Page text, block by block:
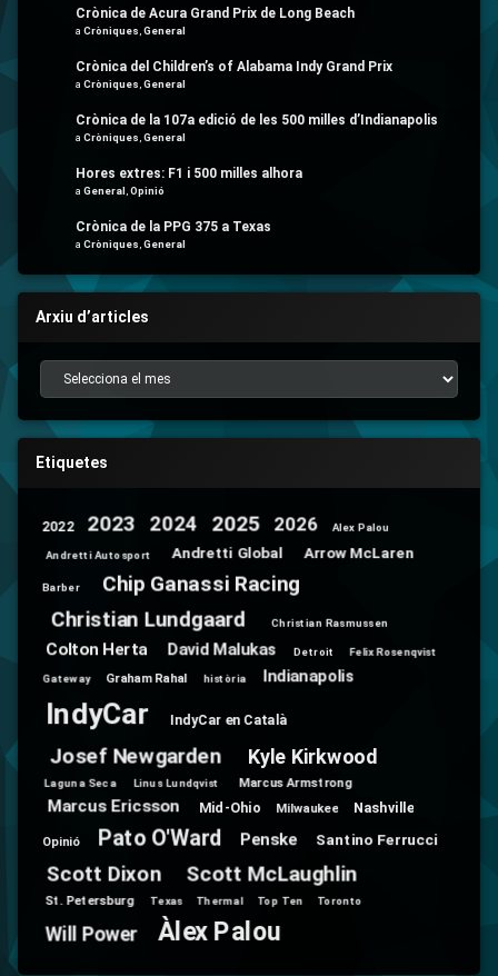
Crònica de Acura Grand Prix de Long Beach
a Cròniques General
Crònica del Children’s of Alabama Indy Grand Prix
a Cròniques General
Crònica de la 107a edició de les 500 milles d’Indianapolis
a Cròniques General
Hores extres: F1 i 500 milles alhora
a General Opinió
Crònica de la PPG 375 a Texas
a Cròniques General
Arxiu d’articles
Arxiu d’articles
Etiquetes
2022 2023 2024 2025 2026 Alex Palou
Andretti Autosport Andretti Global Arrow McLaren
Barber
Chip Ganassi Racing
Christian Lundgaard
Christian Rasmussen
Colton Herta David Malukas Detroit Felix Rosenqvist
Gateway Graham Rahal història Indianapolis
IndyCar IndyCar en Català
Josef Newgarden Kyle Kirkwood
Laguna Seca Linus Lundqvist Marcus Armstrong
Marcus Ericsson Mid-Ohio Milwaukee Nashville
Opinió Pato O'Ward Penske Santino Ferrucci
Scott Dixon Scott McLaughlin
St. Petersburg Texas Thermal Top Ten Toronto
Will Power Àlex Palou